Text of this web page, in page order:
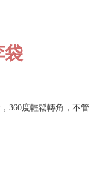
袋
360度輕鬆轉角，不管